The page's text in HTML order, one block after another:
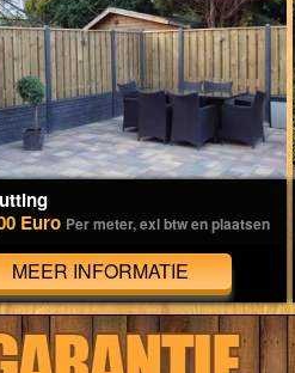
Euro Per meter, exl btw en plaatsen
MEER INFORMATIE